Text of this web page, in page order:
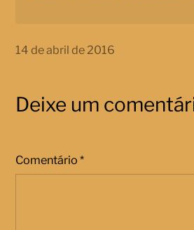
14 de abril de 2016
Deixe um
Comentário*